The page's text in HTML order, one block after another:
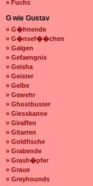
» Fuchs
G wie Gustav
» G�hnende
» G�nsef��chen
» Galgen
» Gefaengnis
» Geisha
» Geister
» Gelbe
» Gewehr
» Ghostbuster
» Giesskanne
» Giraffen
» Gitarren
» Goldfische
» Grabende
» Grash�pfer
» Graue
» Greyhounds